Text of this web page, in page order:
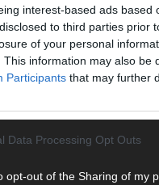
interest-based ads
to third parties prior
of your personal
This information may also be
Participants that may further
Data Processing Opt Outs
opt-out of the Sharing of my